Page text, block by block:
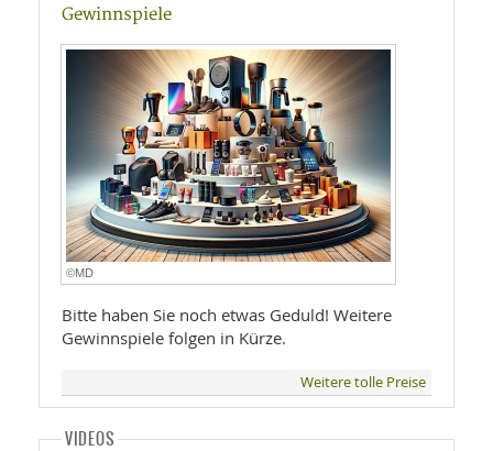
Gewinnspiele
©MD
Bitte haben Sie noch etwas Geduld! Weitere
Gewinnspiele folgen in Kürze.
Weitere tolle Preise
VIDEOS